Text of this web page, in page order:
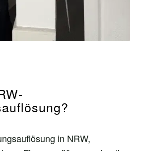
in NRW,